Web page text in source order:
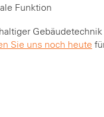
Funktion
Sie uns noch heute